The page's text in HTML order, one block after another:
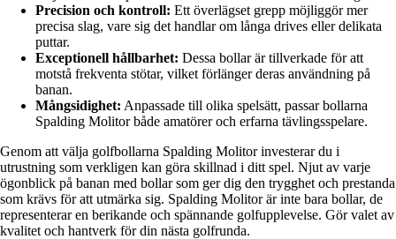
Precision och kontroll: Ett överlägset grepp möjliggör mer
precisa slag, vare sig det handlar om långa drives eller delikata
puttar.
Exceptionell hållbarhet: Dessa bollar är tillverkade för att
motstå frekventa stötar, vilket förlänger deras användning på
banan.
Mångsidighet: Anpassade till olika spelsätt, passar bollarna
Spalding Molitor både amatörer och erfarna tävlingsspelare.
Genom att välja golfbollarna Spalding Molitor investerar du i
utrustning som verkligen kan göra skillnad i ditt spel. Njut av varje
ögonblick på banan med bollar som ger dig den trygghet och prestanda
som krävs för att utmärka sig. Spalding Molitor är inte bara bollar, de
representerar en berikande och spännande golfupplevelse. Gör valet av
kvalitet och hantverk för din nästa golfrunda.